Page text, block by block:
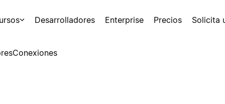
Desarrolladores Enterprise Precios Solicita
Conexiones